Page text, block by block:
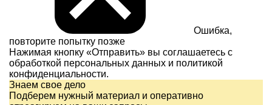
Ошибка,
повторите попытку позже
Нажимая кнопку «Отправить» вы соглашаетесь с
обработкой персональных данных и политикой
конфиденциальности.
Знаем свое дело
Подберем нужный материал и оперативно